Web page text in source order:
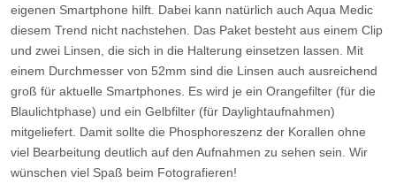
eigenen Smartphone hilft. Dabei kann natürlich auch Aqua Medic
diesem Trend nicht nachstehen. Das Paket besteht aus einem Clip
und zwei Linsen, die sich in die Halterung einsetzen lassen. Mit
einem Durchmesser von 52mm sind die Linsen auch ausreichend
groß für aktuelle Smartphones. Es wird je ein Orangefilter (für die
Blaulichtphase) und ein Gelbfilter (für Daylightaufnahmen)
mitgeliefert. Damit sollte die Phosphoreszenz der Korallen ohne
viel Bearbeitung deutlich auf den Aufnahmen zu sehen sein. Wir
wünschen viel Spaß beim Fotografieren!